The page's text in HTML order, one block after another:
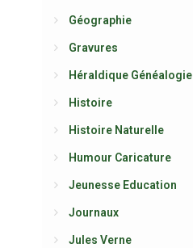
Géographie
Gravures
Héraldique Généalogie
Histoire
Histoire Naturelle
Humour Caricature
Jeunesse Education
Journaux
Jules Verne